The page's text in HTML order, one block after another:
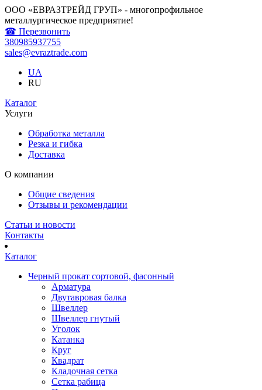
ООО «ЕВРАЗТРЕЙД ГРУП» - многопрофильное
металлургическое предприятие!
☎ Перезвонить
380985937755
sales@evraztrade.com
UA
RU
Каталог
Услуги
Обработка металла
Резка и гибка
Доставка
О компании
Общие сведения
Отзывы и рекомендации
Статьи и новости
Контакты
Каталог
Черный прокат сортовой, фасонный
Арматура
Двутавровая балка
Швеллер
Швеллер гнутый
Уголок
Катанка
Круг
Квадрат
Кладочная сетка
Сетка рабица